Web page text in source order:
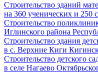
Строительство зданий
на 360 ученических и 250
Строительство
Иглинского района
Строительство здания
в с. Верхние Киги
Строительство детского
в селе Нагаево